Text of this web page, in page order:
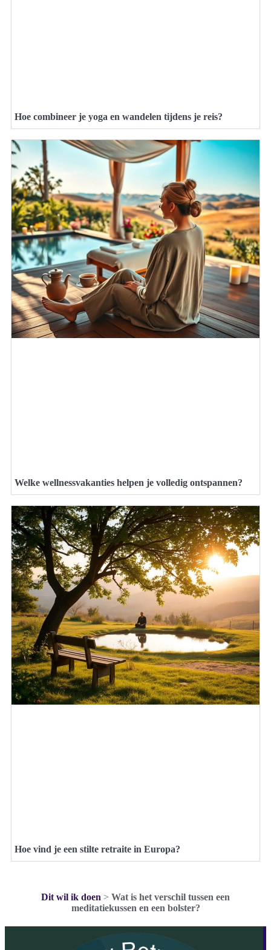
Hoe combineer je yoga en wandelen tijdens je reis?
Welke wellnessvakanties helpen je volledig ontspannen?
Hoe vind je een stilte retraite in Europa?
Dit wil ik doen > Wat is het verschil tussen een
meditatiekussen en een bolster?